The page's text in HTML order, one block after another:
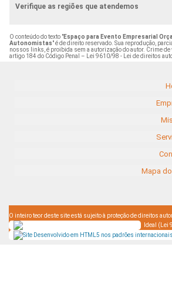
Verifique as regiões que atendemos
O conteúdo do texto "Espaço para Evento Empresarial
Autonomistas" é de direito reservado. Sua reprodução,
nossos links, é proibida sem a autorização do autor. Crime
artigo 184 do Código Penal –
Lei 9610/98 - Lei de direitos
Mapa
O inteiro teor deste site está sujeito à proteção de direitos
Ideal (Lei